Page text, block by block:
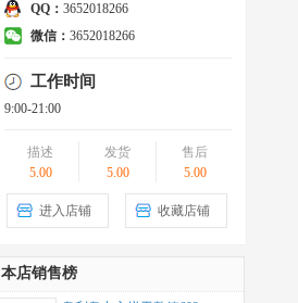
QQ： 3652018266
微信： 3652018266
工作时间
9:00-21:00
描述
5.00
发货
5.00
售后
5.00
进入店铺 收藏店铺
本店销售榜